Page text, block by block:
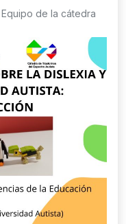
Equipo de la cátedra